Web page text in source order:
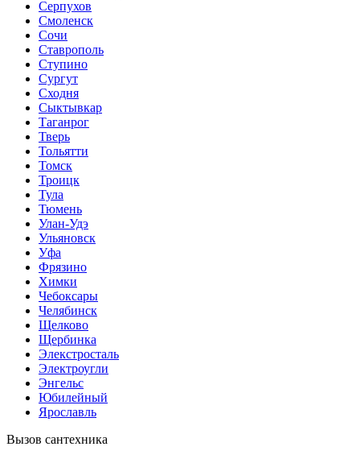
Серпухов
Смоленск
Сочи
Ставрополь
Ступино
Сургут
Сходня
Сыктывкар
Таганрог
Тверь
Тольятти
Томск
Троицк
Тула
Тюмень
Улан-Удэ
Ульяновск
Уфа
Фрязино
Химки
Чебоксары
Челябинск
Щелково
Щербинка
Элекстросталь
Электроугли
Энгельс
Юбилейный
Ярославль
Вызов сантехника